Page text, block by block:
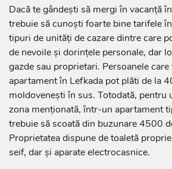
Dacă te gândești să mergi în vacanță
trebuie să cunoști foarte bine tarifele
tipuri de unități de cazare dintre care
de nevoile și dorințele personale, dar
gazde sau proprietari. Persoanele
apartament în Lefkada pot plăti de la
moldovenești în sus. Totodată, pentru
zona menționată, într-un apartament
trebuie să scoată din buzunare 4500
Proprietatea dispune de toaletă
seif, dar și aparate electrocasnice.